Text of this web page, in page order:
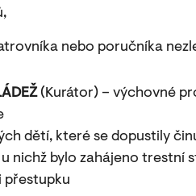
nebo poručníka
(Kurátor) – výchovné
dětí, které se dopustily
nichž bylo zahájeno trestní
přestupku